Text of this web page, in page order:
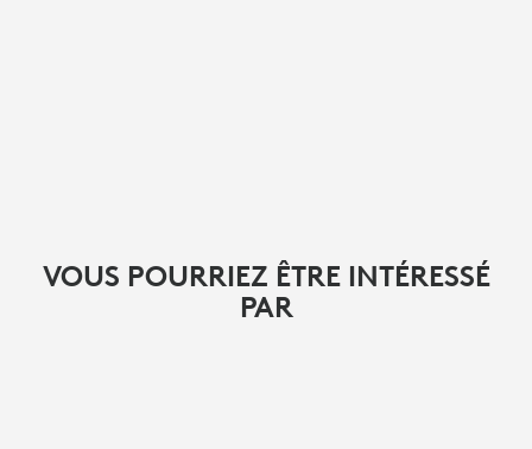
VOUS POURRIEZ ÊTRE INTÉRESSÉ
PAR